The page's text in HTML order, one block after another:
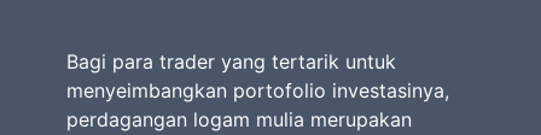
Bagi para trader yang tertarik untuk
menyeimbangkan portofolio investasinya,
perdagangan logam mulia merupakan